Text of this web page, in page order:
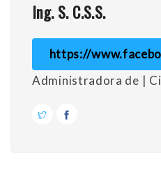
Ing. S. C.S.S.
https://
Administradora de |